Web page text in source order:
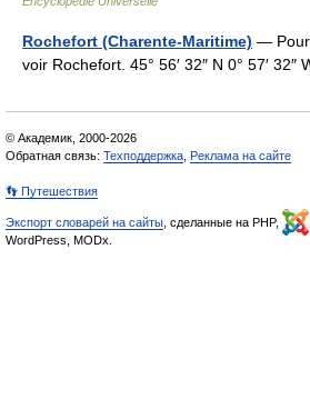
Rochefort (Charente-Maritime) — Pour
voir Rochefort. 45° 56′ 32″ N 0° 57′
© Академик, 2000-2026
Обратная связь: Техподдержка Реклама на сайте
👣 Путешествия
Экспорт словарей на сайты , сделанные на PHP,
WordPress, MODx.